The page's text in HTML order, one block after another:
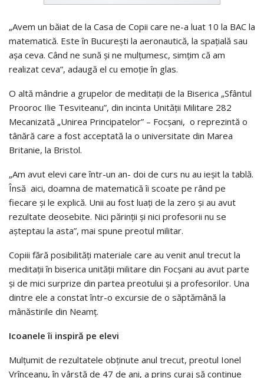
„Avem un băiat de la Casa de Copii care ne-a luat 10 la BAC la
matematică. Este în Bucureşti la aeronautică, la spaţială sau
aşa ceva. Când ne sună şi ne mulţumesc, simţim că am
realizat ceva”, adaugă el cu emoţie în glas.
O altă mândrie a grupelor de meditaţii de la Biserica „Sfântul
Prooroc Ilie Tesviteanu”, din incinta Unităţii Militare 282
Mecanizată „Unirea Principatelor” – Focşani, o reprezintă o
tânără care a fost acceptată la o universitate din Marea
Britanie, la Bristol.
„Am avut elevi care într-un an- doi de curs nu au ieşit la tablă.
Însă aici, doamna de matematică îi scoate pe rând pe
fiecare şi le explică. Unii au fost luaţi de la zero şi au avut
rezultate deosebite. Nici părinţii şi nici profesorii nu se
aşteptau la asta”, mai spune preotul militar.
Copiii fără posibilităţi materiale care au venit anul trecut la
meditaţii în biserica unităţii militare din Focşani au avut parte
şi de mici surprize din partea preotului şi a profesorilor. Una
dintre ele a constat într-o excursie de o săptămână la
mânăstirile din Neamţ.
Icoanele îi inspiră pe elevi
Mulţumit de rezultatele obţinute anul trecut, preotul Ionel
Vrînceanu, în vârstă de 47 de ani, a prins curaj să continue